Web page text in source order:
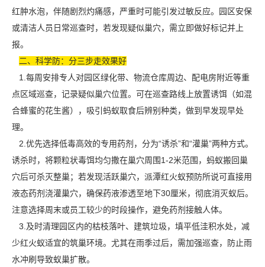
红肿水泡，伴随剧烈灼痛感，严重时可能引发过敏反应。园区安保
或清洁人员日常巡查时，若发现疑似巢穴，需立即做好标记并上
报。
二、科学防：分三步走效果好
1.每周安排专人对园区绿化带、物流仓库周边、配电房附近等重
点区域巡查，记录疑似巢穴位置。可在巡查路线上放置诱饵（如混
合蜂蜜的花生酱），吸引蚂蚁取食后辨别种类，做到早发现早处
理。
2.优先选择低毒高效的专用药剂，分为“诱杀”和“灌巢”两种方式。
诱杀时，将颗粒状毒饵均匀撒在巢穴周围1-2米范围，蚂蚁搬回巢
穴后可杀灭整巢；若发现活跃巢穴，派潭红火蚁预防所说可直接用
液态药剂浇灌巢穴，确保药液渗透至地下30厘米，彻底消灭蚁后。
注意选择周末或员工较少的时段操作，避免药剂接触人体。
3.及时清理园区内的枯枝落叶、建筑垃圾，填平低洼积水处，减
少红火蚁适宜的筑巢环境。尤其在雨季过后，需加强巡查，防止雨
水冲刷导致蚁巢扩散。